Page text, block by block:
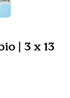
| 3 x 13